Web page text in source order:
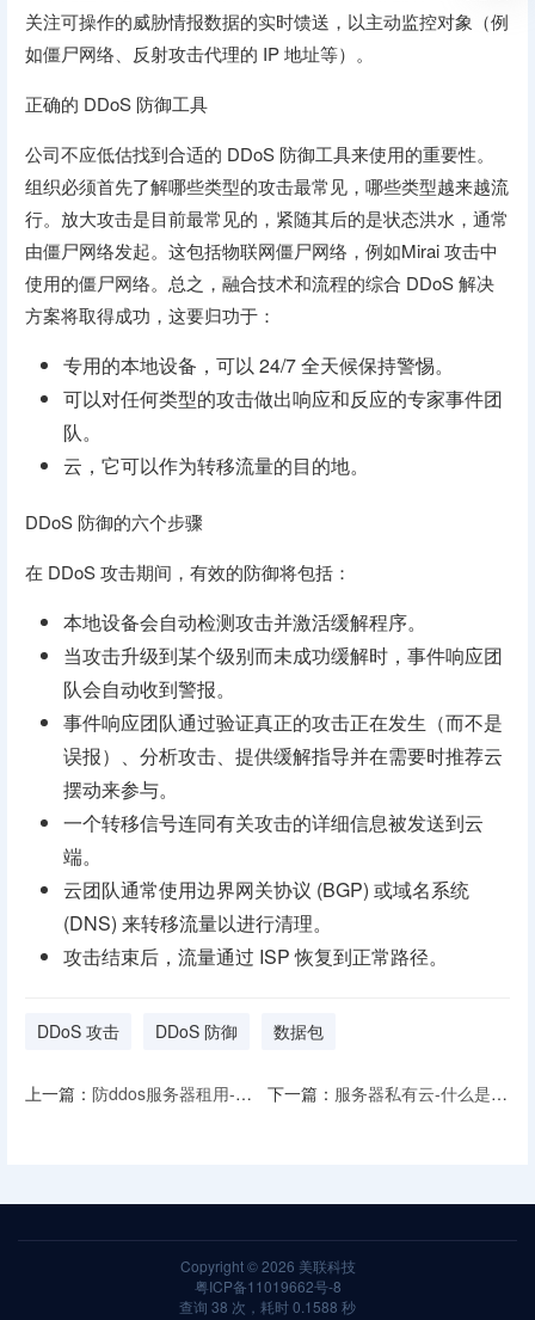
关注可操作的威胁情报数据的实时馈送，以主动监控对象（例
如僵尸网络、反射攻击代理的 IP 地址等）。
正确的 DDoS 防御工具
公司不应低估找到合适的 DDoS 防御工具来使用的重要性。
组织必须首先了解哪些类型的攻击最常见，哪些类型越来越流
行。放大攻击是目前最常见的，紧随其后的是状态洪水，通常
由僵尸网络发起。这包括物联网僵尸网络，例如Mirai 攻击中
使用的僵尸网络。总之，融合技术和流程的综合 DDoS 解决
方案将取得成功，这要归功于：
专用的本地设备，可以 24/7 全天候保持警惕。
可以对任何类型的攻击做出响应和反应的专家事件团
队。
云，它可以作为转移流量的目的地。
DDoS 防御的六个步骤
在 DDoS 攻击期间，有效的防御将包括：
本地设备会自动检测攻击并激活缓解程序。
当攻击升级到某个级别而未成功缓解时，事件响应团
队会自动收到警报。
事件响应团队通过验证真正的攻击正在发生（而不是
误报）、分析攻击、提供缓解指导并在需要时推荐云
摆动来参与。
一个转移信号连同有关攻击的详细信息被发送到云
端。
云团队通常使用边界网关协议 (BGP) 或域名系统
(DNS) 来转移流量以进行清理。
攻击结束后，流量通过 ISP 恢复到正常路径。
DDoS 攻击 DDoS 防御 数据包
上一篇： 防ddos服务器租用-免受 DDoS 攻击的注意事项 下一篇： 服务器私有云-什么是私有云存储以及私有云的类型
Copyright © 2026 美联科技
粤ICP备11019662号-8
查询 38 次，耗时 0.1588 秒